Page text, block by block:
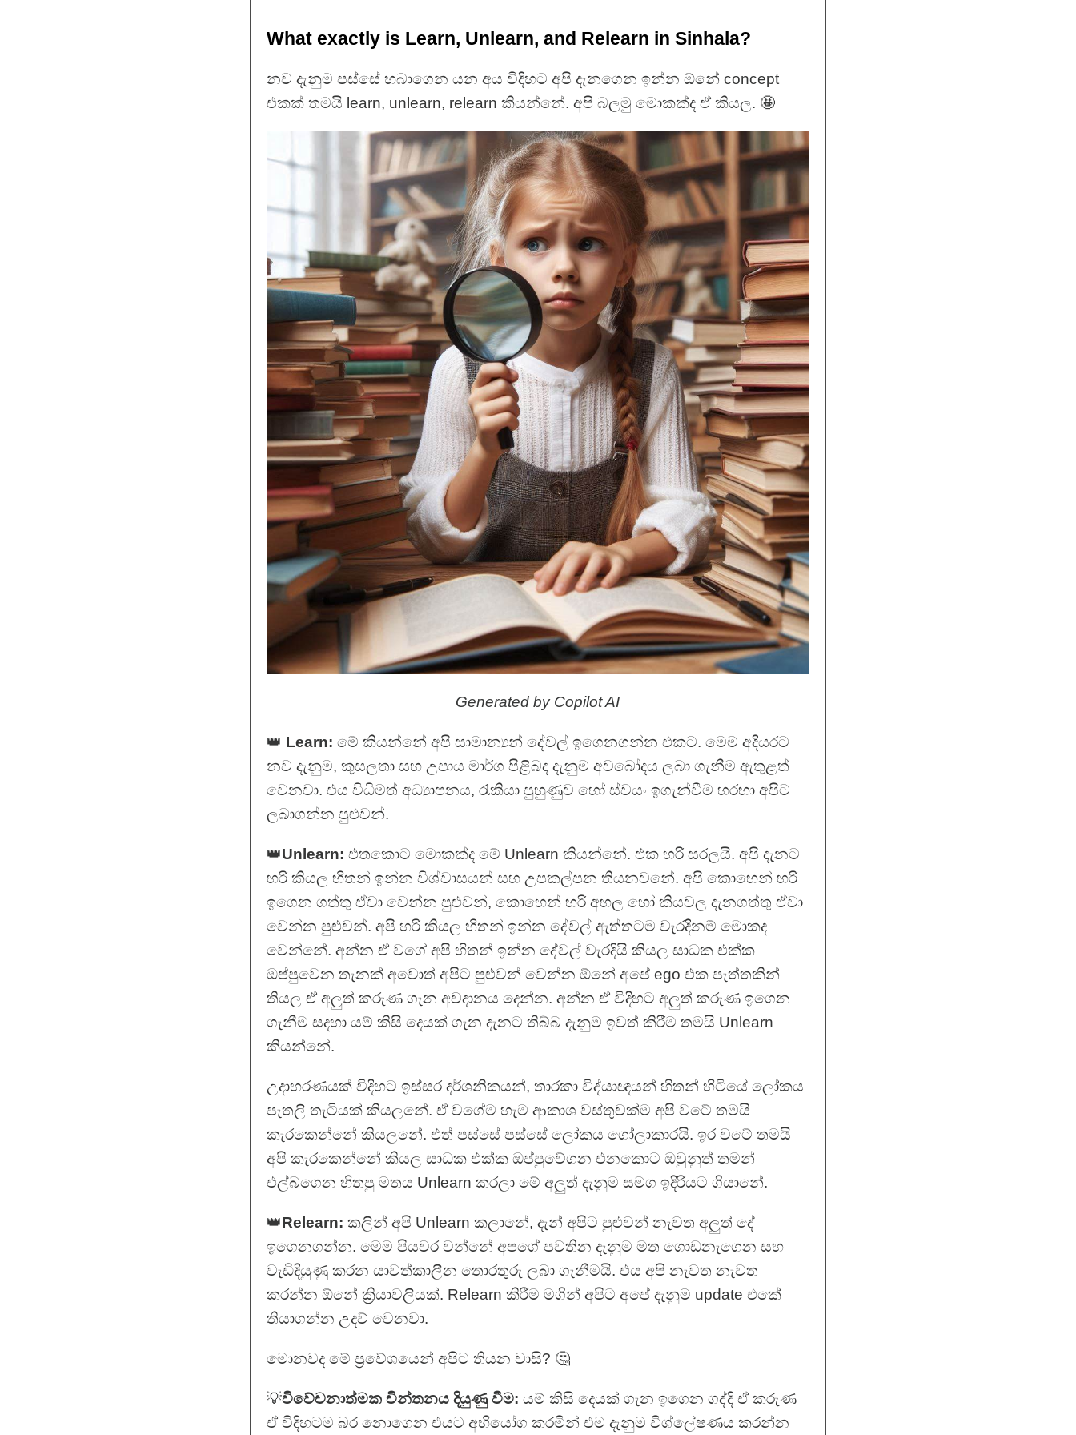
What exactly is Learn, Unlearn, and Relearn in Sinhala?
නව දැනුම පස්සේ හබාගෙන යන අය විදිහට අපි දැනගෙන ඉන්න ඕනේ concept
එකක් තමයි learn, unlearn, relearn කියන්නේ. අපි බලමු මොකක්ද ඒ කියල. 🤩
Generated by Copilot AI
👑 Learn: මේ කියන්නේ අපි සාමාන්‍යන් දේවල් ඉගෙනගන්න එකට. මෙම අදියරට
නව දැනුම, කුසලතා සහ උපාය මාර්ග පිළිබද දැනුම අවබෝදය ලබා ගැනීම ඇතුළත්
වෙනවා. එය විධිමත් අධ්‍යාපනය, රැකියා පුහුණුව හෝ ස්වයං ඉගැන්වීම හරහා අපිට
ලබාගන්න පුළුවන්.
👑Unlearn: එතකොට මොකක්ද මේ Unlearn කියන්නේ. එක හරි සරලයි. අපි දැනට
හරි කියල හිතන් ඉන්න විශ්වාසයන් සහ උපකල්පන තියනවනේ. අපි කොහෙන් හරි
ඉගෙන ගත්තු ඒවා වෙන්න පුළුවන්, කොහෙන් හරි අහල හෝ කියවල දැනගත්තු ඒවා
වෙන්න පුළුවන්. අපි හරි කියල හිතන් ඉන්න දේවල් ඇත්තටම වැරදිනම් මොකද
වෙන්නේ. අන්න ඒ වගේ අපි හිතන් ඉන්න දේවල් වැරදියි කියල සාධක එක්ක
ඔප්පුවෙන තැනක් අවොත් අපිට පුළුවන් වෙන්න ඕනේ අපේ ego එක පැත්තකින්
තියල ඒ අලුත් කරුණ ගැන අවදානය දෙන්න. අන්න ඒ විදිහට අලුත් කරුණ ඉගෙන
ගැනීම සදහා යම් කිසි දෙයක් ගැන දැනට තිබ්බ දැනුම ඉවත් කිරීම තමයි Unlearn
කියන්නේ.
උදාහරණයක් විදිහට ඉස්සර දර්ශනිකයන්, තාරකා විද්යාඥයන් හිතන් හිටියේ ලෝකය
පැතලි තැටියක් කියලනේ. ඒ වගේම හැම ආකාශ වස්තුවක්ම අපි වටේ තමයි
කැරකෙන්නේ කියලනේ. එත් පස්සේ පස්සේ ලෝකය ගෝලාකාරයි. ඉර වටේ තමයි
අපි කැරකෙන්නේ කියල සාධක එක්ක ඔප්පුවේගන එනකොට ඔවුනුත් තමන්
එල්බගෙන හිතපු මතය Unlearn කරලා මේ අලුත් දැනුම සමග ඉදිරියට ගියානේ.
👑Relearn: කලින් අපි Unlearn කලානේ, දැන් අපිට පුළුවන් නැවත අලුත් දේ
ඉගෙනගන්න. මෙම පියවර වන්නේ අපගේ පවතින දැනුම මත ගොඩනැගෙන සහ
වැඩිදියුණු කරන යාවත්කාලීන තොරතුරු ලබා ගැනීමයි. එය අපි නැවත නැවත
කරන්න ඕනේ ක්‍රියාවලියක්. Relearn කිරීම මගින් අපිට අපේ දැනුම update එකේ
තියාගන්න උදව් වෙනවා.
මොනවද මේ ප්‍රවේශයෙන් අපිට තියන වාසි? 🤔
💡විවේචනාත්මක චින්තනය දියුණු වීම: යම් කිසි දෙයක් ගැන ඉගෙන ගද්දි ඒ කරුණ
ඒ විදිහටම බර නොගෙන එයට අභියෝග කරමින් එම දැනුම විශ්ලේෂණය කරන්න